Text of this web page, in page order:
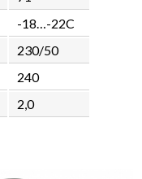
-18…-22C
230/50
240
2,0